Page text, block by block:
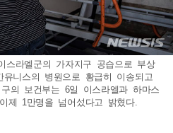
스라엘군의 가자지구 공습으로 부상
니스의 병원으로 황급히 이송되고
의 보건부는 6일 이스라엘과 하마스
제 1만명을 넘어섰다고 밝혔다.